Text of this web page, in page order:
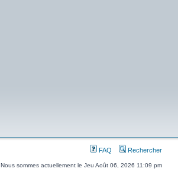
FAQ Rechercher
Nous sommes actuellement le Jeu Août 06, 2026 11:09 pm